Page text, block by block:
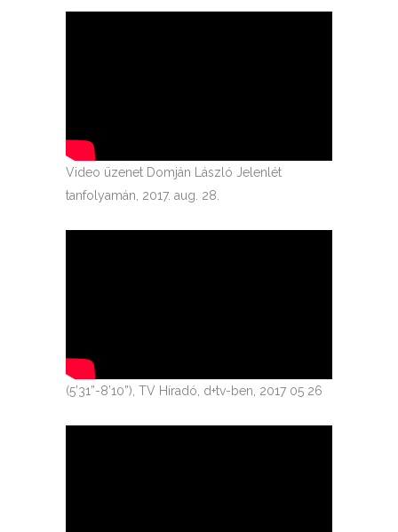
Video üzenet Domján László Jelenlét
tanfolyamán, 2017. aug. 28.
(5’31”-8’10”), TV Híradó, d+tv-ben, 2017 05 26